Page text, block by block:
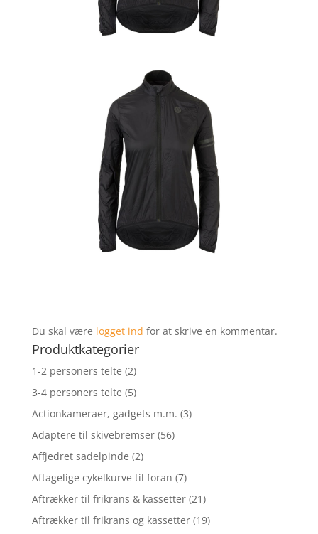
Du skal være logget ind for at skrive en kommentar.
Produktkategorier
1-2 personers telte (2)
3-4 personers telte (5)
Actionkameraer, gadgets m.m. (3)
Adaptere til skivebremser (56)
Affjedret sadelpinde (2)
Aftagelige cykelkurve til foran (7)
Aftrækker til frikrans & kassetter (21)
Aftrækker til frikrans og kassetter (19)